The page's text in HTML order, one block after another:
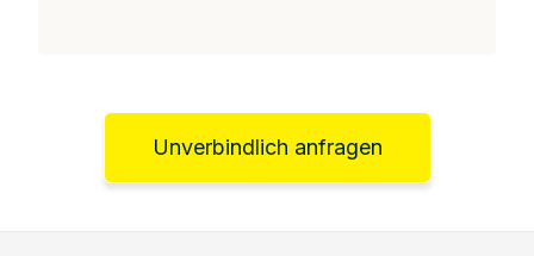
Unverbindlich anfragen